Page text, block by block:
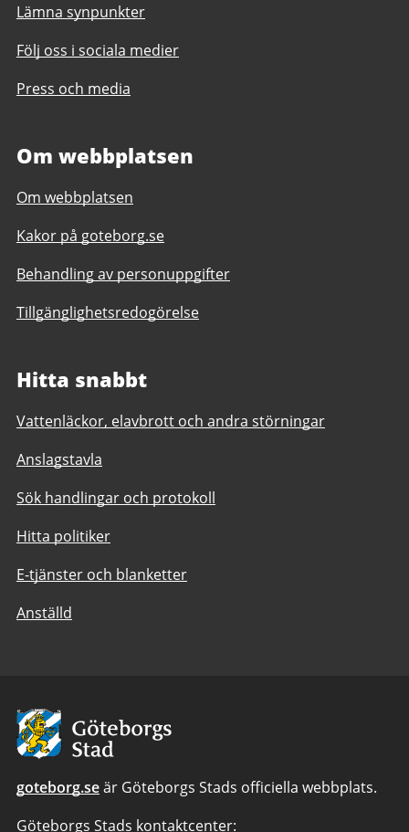
Lämna synpunkter
Följ oss i sociala medier
Press och media
Om webbplatsen
Om webbplatsen
Kakor på goteborg.se
Behandling av personuppgifter
Tillgänglighetsredogörelse
Hitta snabbt
Vattenläckor, elavbrott och andra störningar
Anslagstavla
Sök handlingar och protokoll
Hitta politiker
E-tjänster och blanketter
Anställd
Avsändare:
Göteborgs
Stad
goteborg.seär Göteborgs Stads officiella webbplats.
Göteborgs Stads kontaktcenter: